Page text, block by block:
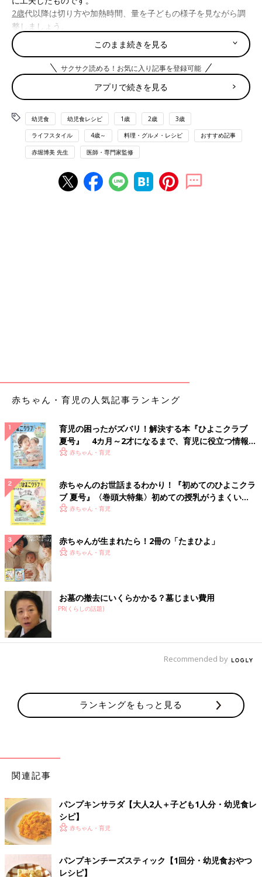
2歳代以降は切り方や加熱時間、量を子どもの様子を見ながら調
整しましょう。
子ども分を取り分けるときは、かみづらい食材は小さく切った
り、やわらかく加熱して。
幼児期は大人と同じ調理法では、咀嚼（そしゃく）や味覚の観点
から無理があります。大人用より味つけは薄味で辛みなどは除い
て、アレンジを。
帆立て貝とかぼちゃのシチュー
何度か混ぜるのが、ムラなく加熱するコツ！
●大人1人分：277kcal
（1）帆立て貝柱は厚みを半分に切る。塩、こしょうをして、小
（2）かぼちゃと玉ねぎは3cmの角切りにする。
（3）耐熱容器に（2）を入れ、ふんわりとラップをかけて600Ｗ
の電子レンジで約3分加熱する。
（4）（3）に（1）と牛乳を加え、端を開けてラップをかけ、電
子レンジで約1分加熱する。
（5）（4）をかき混ぜ、再度端を開けてラップをかけ、電子レン
ジで約1分加熱する。もう一度かき混ぜ、ラップをかけ、さらに
約1分加熱する。
（6）（5）を塩、こしょうで味をととのえる。器に盛り、枝豆を
散らし、生クリームをかける。
【子ども用メニュー・アレンジレシピ1】帆立て貝
混ぜるだけで簡単！
このまま続きを見る
サクサク読める！お気に入り記事を登録可能
アプリで続きを見る
幼児食 幼児食レシピ 1歳 2歳 3歳
ライフスタイル 4歳～ 料理・グルメ・レシピ おすすめ記事
赤堀博美 先生 医師・専門家監修
赤ちゃん・育児の人気記事ランキング
育児の困ったがズバリ！解決する本『ひよこクラブ
夏号』 4カ月～2才になるまで、育児に役立つ情報が
いっぱい！
赤ちゃん・育児
赤ちゃんのお世話まるわかり！『初めてのひよこクラ
ブ 夏号』〈巻頭大特集〉初めての授乳がうまくい
く！ おっぱい・ミルクの基本と夏のトラブル 解決テ
赤ちゃん・育児
赤ちゃんが生まれたら！2冊の「たまひよ」
赤ちゃん・育児
お墓の撤去にいくらかかる？墓じまい費用
PR(くらしの話題)
Recommended by
ランキングをもっと見る
関連記事
パンプキンサラダ【大人2人＋子ども1人分・幼児食レ
シピ】
赤ちゃん・育児
パンプキンチーズスティック【1回分・幼児食おやつ
レシピ】